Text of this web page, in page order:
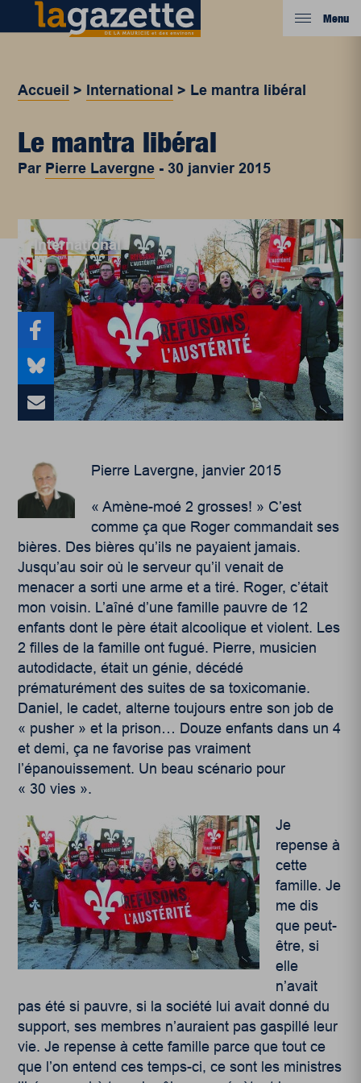
Menu
Accueil > International > Le mantra libéral
Le mantra libéral
Par Pierre Lavergne -30 janvier 2015
International
Pierre Lavergne, janvier 2015
« Amène-moé 2 grosses! » C’est
comme ça que Roger commandait ses
bières. Des bières qu’ils ne payaient jamais.
Jusqu’au soir où le serveur qu’il venait de
menacer a sorti une arme et a tiré. Roger, c’était
mon voisin. L’aîné d’une famille pauvre de 12
enfants dont le père était alcoolique et violent. Les
2 filles de la famille ont fugué. Pierre, musicien
autodidacte, était un génie, décédé
prématurément des suites de sa toxicomanie.
Daniel, le cadet, alterne toujours entre son job de
« pusher » et la prison… Douze enfants dans un 4
et demi, ça ne favorise pas vraiment
l’épanouissement. Un beau scénario pour
« 30 vies ».
Je
repense à
cette
famille. Je
me dis
que peut-
être, si
elle
n’avait
pas été si pauvre, si la société lui avait donné du
support, ses membres n’auraient pas gaspillé leur
vie. Je repense à cette famille parce que tout ce
que l’on entend ces temps-ci, ce sont les ministres